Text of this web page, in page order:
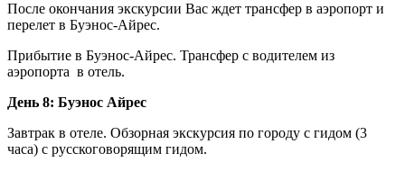
После окончания экскурсии Вас ждет трансфер в аэропорт и
перелет в Буэнос-Айрес.
Прибытие в Буэнос-Айрес. Трансфер с водителем из
аэропорта в отель.
День 8: Буэнос Айрес
Завтрак в отеле. Обзорная экскурсия по городу с гидом (3
часа) с русскоговорящим гидом.